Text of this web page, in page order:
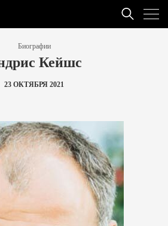
Биографии
Кейшс
23 ОКТЯБРЯ 2021